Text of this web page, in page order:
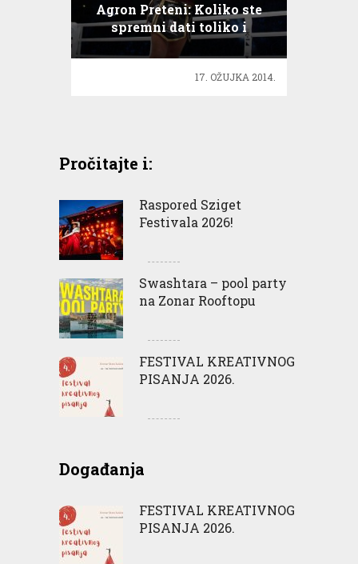
Agron Preteni: Koliko ste
spremni dati toliko i
dobijete!
17. OŽUJKA 2014.
Pročitajte i:
Raspored Sziget
Festivala 2026!
Swashtara – pool party
na Zonar Rooftopu
FESTIVAL KREATIVNOG
PISANJA 2026.
Događanja
FESTIVAL KREATIVNOG
PISANJA 2026.